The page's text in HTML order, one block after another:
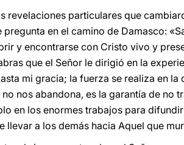
revelaciones particulares que
en el camino de Damasco:
y encontrarse con Cristo vivo y
que el Señor le dirigió en la
mi gracia; la fuerza se realiza en
nos abandona, es la garantía de no
en los enormes trabajos para
llevar a los demás hacia Aquel que